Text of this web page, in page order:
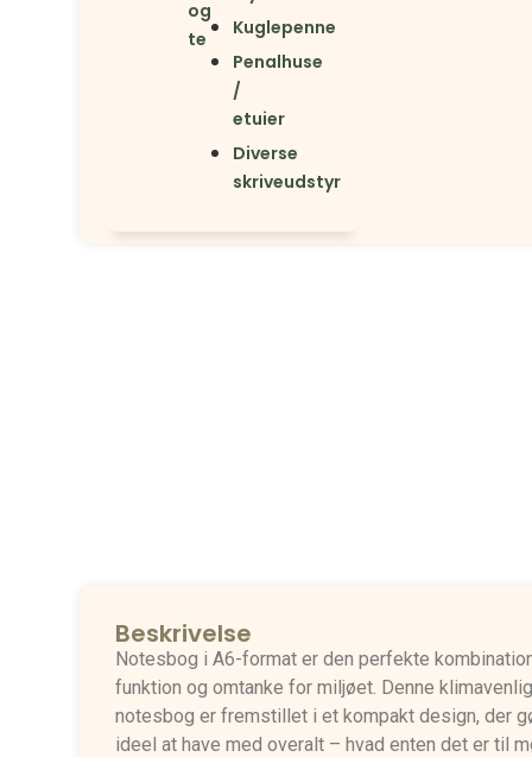
og
te
Kuglepenne
Penalhuse
/
etuier
Diverse
skriveudstyr
Beskrivelse
Notesbog i A6-format er den perfekte
funktion og omtanke for miljøet. Denne
notesbog er fremstillet i et kompakt design, der
ideel at have med overalt – hvad enten det er til